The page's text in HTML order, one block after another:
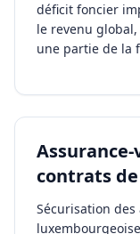
déficit foncier
le revenu
une partie de la
contrats
Sécurisation